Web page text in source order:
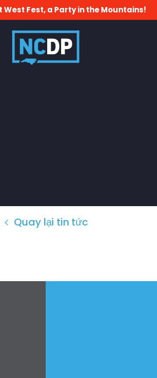
West Fest, a Party in the Mountains!
Quay lại tin tức